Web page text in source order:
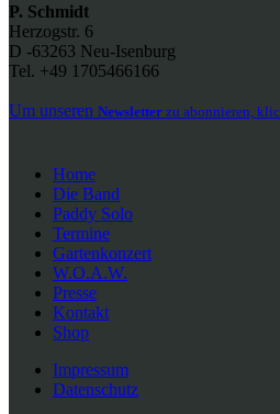
P. Schmidt
Herzogstr. 6
D -63263 Neu-Isenburg
Tel. +49 1705466166
Um unseren Newsletter zu abonnieren,
Home
Die Band
Paddy Solo
Termine
Gartenkonzert
W.O.A.W.
Presse
Kontakt
Shop
Impressum
Datenschutz